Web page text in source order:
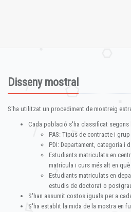
Disseny mostral
S'ha utilitzat un procediment de mostreig
Cada població s'ha classificat
PAS: Tipus de contracte i grup
PDI: Departament, categoria i
Estudiants matriculats en
matrícula i curs més alt en
Estudiants matriculats en
estudis de doctorat o
S'han assumit costos iguals per a
S'ha establit la mida de la mostra en